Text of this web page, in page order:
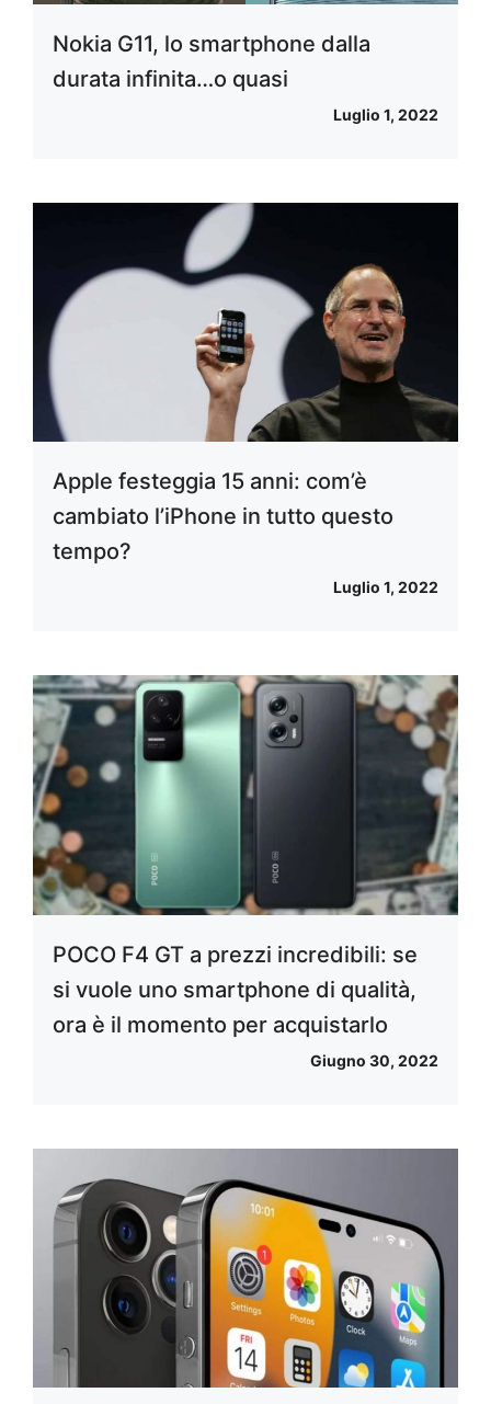
Nokia G11, lo smartphone dalla
durata infinita…o quasi
Luglio 1, 2022
Apple festeggia 15 anni: com’è
cambiato l’iPhone in tutto questo
tempo?
Luglio 1, 2022
POCO F4 GT a prezzi incredibili: se
si vuole uno smartphone di qualità,
ora è il momento per acquistarlo
Giugno 30, 2022